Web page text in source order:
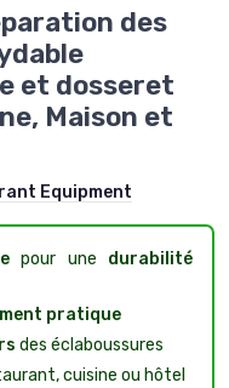
des
et dosseret
Maison et
Equipment
pour une durabilité
pratique
des éclaboussures
cuisine ou hôtel